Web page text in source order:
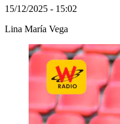
15/12/2025 - 15:02
Lina María Vega